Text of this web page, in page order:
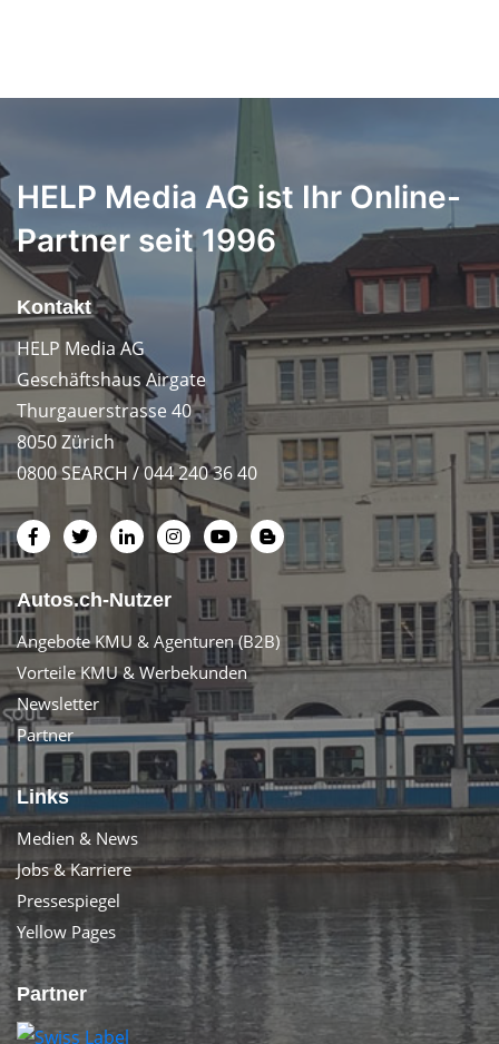
HELP Media AG ist Ihr Online-
Partner seit 1996
Kontakt
HELP Media AG
Geschäftshaus Airgate
Thurgauerstrasse 40
8050 Zürich
0800 SEARCH / 044 240 36 40
Autos.ch-Nutzer
Angebote KMU & Agenturen (B2B)
Vorteile KMU & Werbekunden
Newsletter
Partner
Links
Medien & News
Jobs & Karriere
Pressespiegel
Yellow Pages
Partner